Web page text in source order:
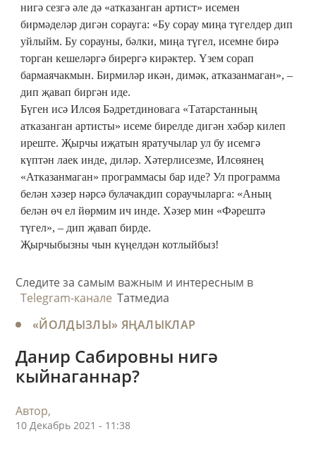
нигә сезгә әле дә «атказанган артист» исемен
бирмәделәр дигән сорауга: «Бу сорау миңа түгелдер дип
уйлыйм. Бу сорауны, бәлки, миңа түгел, исемне бирә
торган кешеләргә бирергә кирәктер. Үзем сорап
бармаячакмын. Бирмиләр икән, димәк, атказанмаган», –
дип җавап биргән иде.
Бүген исә Илсөя Бәдретдиновага «Татарстанның
атказанган артисты» исеме бирелде дигән хәбәр килеп
иреште. Җырчы иҗатын яратучылар ул бу исемгә
күптән лаек инде, диләр. Хәтерлисезме, Илсөянең
«Атказанмаган» программасы бар иде? Ул программа
белән хәзер нәрсә булачакдип сораучыларга: «Аның
белән өч ел йөрмим ич инде. Хәзер мин «Фәрештә
түгел», – дип җавап бирде.
Җырчыбызны чын күңелдән котлыйбыз!
Следите за самым важным и интересным в
Telegram-канале Татмедиа
«ЙОЛДЫЗЛЫ» ЯҢАЛЫКЛАР
Данир Сабировны нигә
кыйнаганнар?
Автор,
10 Декабрь 2021 - 11:38